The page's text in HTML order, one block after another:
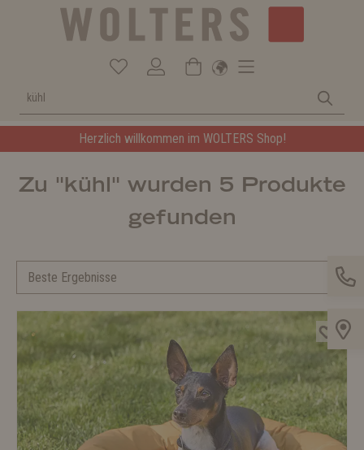
Herzlich willkommen im WOLTERS Shop!
Zu "kühl" wurden 5 Produkte
gefunden